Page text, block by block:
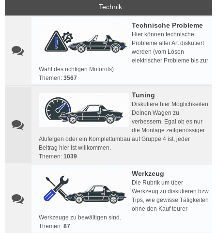
Technik
Technische Probleme
Hier können technische
Probleme aller Art diskutiert
werden (vom Lösen
elektrischer Probleme bis zur
Wahl des richtigen Motoröls)
Themen: 3567
Tuning
Diskutiere hier Möglichkeiten
Deinen Wagen zu
verbessern. Egal ob es nur
die Montage zeitgenössiger
Alufelgen oder ein Komplettumbau auf Gruppe 4 ist, jeder
Beitrag hier ist willkommen.
Themen: 1039
Werkzeug
Die Rubrik um über
Werkzeug zu diskutieren bzw.
Tips, wie gewisse Tätigkeiten
ohne den Kauf teurer
Werkzeuge zu bewältigen sind.
Themen: 87